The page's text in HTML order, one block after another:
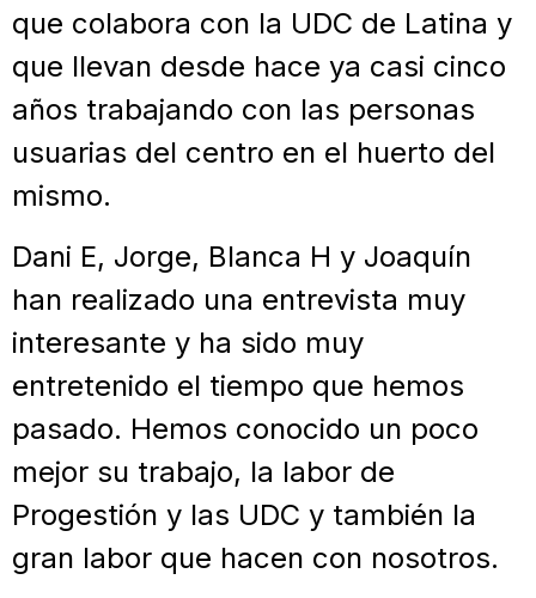
que colabora con la UDC de Latina y
que llevan desde hace ya casi cinco
años trabajando con las personas
usuarias del centro en el huerto del
mismo.
Dani E, Jorge, Blanca H y Joaquín
han realizado una entrevista muy
interesante y ha sido muy
entretenido el tiempo que hemos
pasado. Hemos conocido un poco
mejor su trabajo, la labor de
Progestión y las UDC y también la
gran labor que hacen con nosotros.